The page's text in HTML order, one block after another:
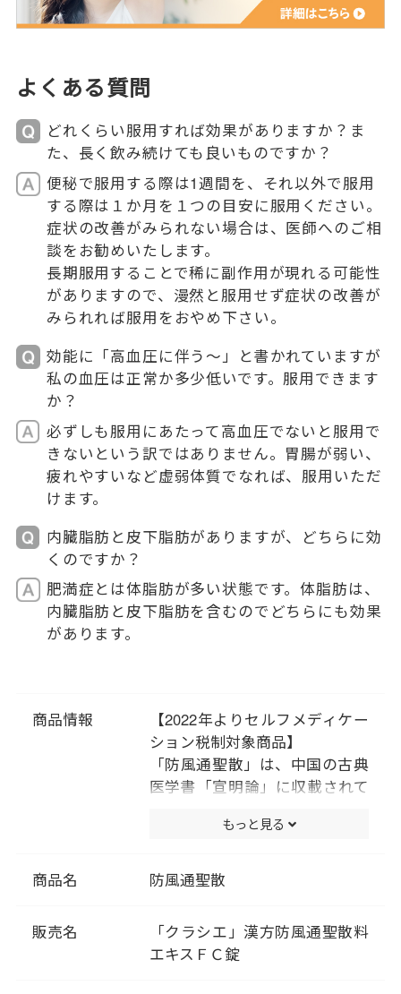
よくある質問
どれくらい服用すれば効果がありますか？ま
た、長く飲み続けても良いものですか？
便秘で服用する際は1週間を、それ以外で服用
する際は１か月を１つの目安に服用ください。
症状の改善がみられない場合は、医師へのご相
談をお勧めいたします。
長期服用することで稀に副作用が現れる可能性
がありますので、漫然と服用せず症状の改善が
みられれば服用をおやめ下さい。
効能に「高血圧に伴う～」と書かれていますが
私の血圧は正常か多少低いです。服用できます
か？
必ずしも服用にあたって高血圧でないと服用で
きないという訳ではありません。胃腸が弱い、
疲れやすいなど虚弱体質でなれば、服用いただ
けます。
内臓脂肪と皮下脂肪がありますが、どちらに効
くのですか？
肥満症とは体脂肪が多い状態です。体脂肪は、
内臓脂肪と皮下脂肪を含むのでどちらにも効果
があります。
商品情報
【2022年よりセルフメディケー
ション税制対象商品】
「防風通聖散」は、中国の古典
医学書「宣明論」に収載されて
部に皮下脂肪が多い方の肥満
があります。
ぎと運動不足だけでなく、体質
にも問題があると考えられてい
ます。肥満を生む体質には、
もっと見る
商品名 防風通聖散
販売名
「クラシエ」漢方防風通聖散料
エキスＦＣ錠